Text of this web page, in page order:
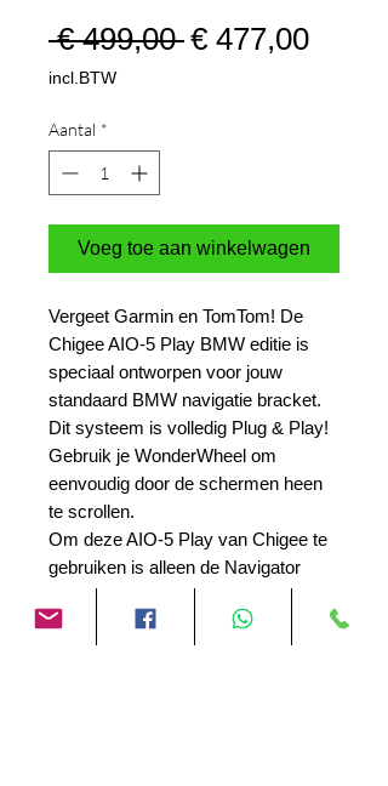
€ 499,00 Normale
€ 477,00
incl.BTW
Aantal *
Voeg toe aan winkelwagen
Vergeet Garmin en TomTom! De
Chigee AIO-5 Play BMW editie is
speciaal ontworpen voor jouw
standaard BMW navigatie bracket.
Dit systeem is volledig Plug & Play!
Gebruik je WonderWheel om
eenvoudig door de schermen heen
te scrollen.
Om deze AIO-5 Play van Chigee te
gebruiken is alleen de Navigator
houder nodig van BMW.